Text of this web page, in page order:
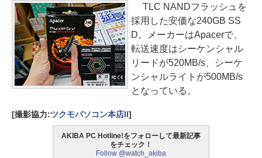
TLC NANDフラッシュを
採用した安価な240GB SS
D。メーカーはApacerで、
転送速度はシーケンシャル
リードが520MB/s、シーケ
ンシャルライトが500MB/s
となっている。
[撮影協力:ツクモパソコン本店II]
AKIBA PC Hotline!をフォローして最新記事
をチェック！
Follow @watch_akiba